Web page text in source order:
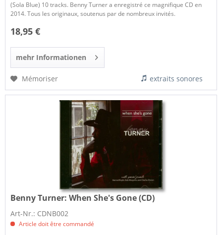
(Sola Blue) 10 tracks. Benny Turner a enregistré ce magnifique CD en
2014. Tous les originaux, soutenus par de nombreux invités.
18,95 €
mehr Informationen
Mémoriser extraits sonores
Benny Turner:When She's Gone (CD)
Art-Nr.: CDNB002
Article doit être commandé